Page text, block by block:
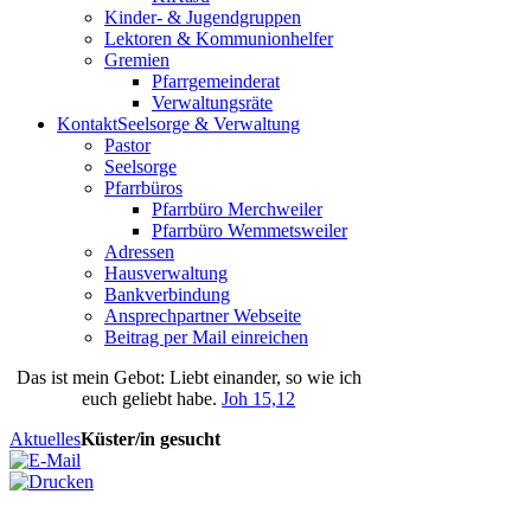
Kinder- & Jugendgruppen
Lektoren & Kommunionhelfer
Gremien
Pfarrgemeinderat
Verwaltungsräte
KontaktSeelsorge & Verwaltung
Pastor
Seelsorge
Pfarrbüros
Pfarrbüro Merchweiler
Pfarrbüro Wemmetsweiler
Adressen
Hausverwaltung
Bankverbindung
Ansprechpartner Webseite
Beitrag per Mail einreichen
Das ist mein Gebot: Liebt einander, so wie ich
euch geliebt habe.Joh 15,12
AktuellesKüster/in gesucht